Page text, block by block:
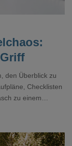
den Überblick zu
Checklisten
zu einem
vor einem Event